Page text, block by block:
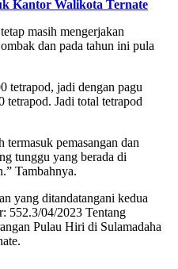
Kantor Walikota Ternate
masih mengerjakan
dan pada tahun ini pula
tetrapod, jadi dengan pagu
tetrapod. Jadi total tetrapod
termasuk pemasangan dan
tunggu yang berada di
Tambahnya.
yang ditandatangani kedua
552.3/04/2023 Tentang
Pulau Hiri di Sulamadaha